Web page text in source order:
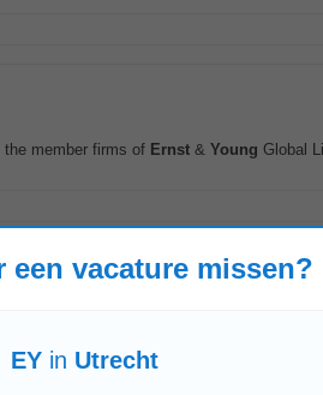
the member firms of Ernst & Young Global
Employer
een vacature missen?
EYin Utrecht